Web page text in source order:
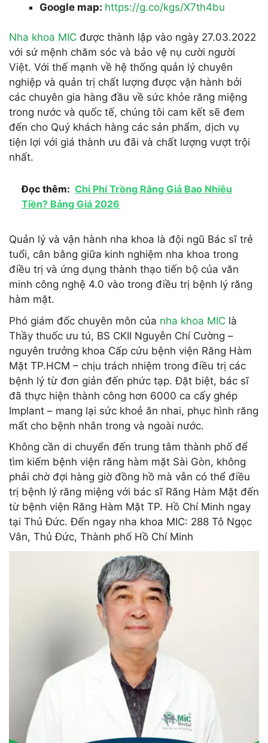
Google map: https://g.co/kgs/X7th4bu
Nha khoa MIC được thành lập vào ngày 27.03.2022
với sứ mệnh chăm sóc và bảo vệ nụ cười người
Việt. Với thế mạnh về hệ thống quản lý chuyên
nghiệp và quản trị chất lượng được vận hành bởi
các chuyên gia hàng đầu về sức khỏe răng miệng
trong nước và quốc tế, chúng tôi cam kết sẽ đem
đến cho Quý khách hàng các sản phẩm, dịch vụ
tiện lợi với giá thành ưu đãi và chất lượng vượt trội
nhất.
Đọc thêm: Chi Phí Trồng Răng Giả Bao Nhiêu
Tiền? Bảng Giá 2026
Quản lý và vận hành nha khoa là đội ngũ Bác sĩ trẻ
tuổi, cân bằng giữa kinh nghiệm nha khoa trong
điều trị và ứng dụng thành thạo tiến bộ của văn
minh công nghệ 4.0 vào trong điều trị bệnh lý răng
hàm mặt.
Phó giám đốc chuyên môn của nha khoa MIC là
Thầy thuốc ưu tú, BS CKII Nguyễn Chí Cường –
nguyên trưởng khoa Cấp cứu bệnh viện Răng Hàm
Mặt TP.HCM – chịu trách nhiệm trong điều trị các
bệnh lý từ đơn giản đến phức tạp. Đặt biệt, bác sĩ
đã thực hiện thành công hơn 6000 ca cấy ghép
Implant – mang lại sức khoẻ ăn nhai, phục hình răng
mất cho bệnh nhân trong và ngoài nước.
Không cần di chuyển đến trung tâm thành phố để
tìm kiếm bệnh viện răng hàm mặt Sài Gòn, không
phải chờ đợi hàng giờ đồng hồ mà vẫn có thể điều
trị bệnh lý răng miệng với bác sĩ Răng Hàm Mặt đến
từ bệnh viện Răng Hàm Mặt TP. Hồ Chí Minh ngay
tại Thủ Đức. Đến ngay nha khoa MIC: 288 Tô Ngọc
Vân, Thủ Đức, Thành phố Hồ Chí Minh